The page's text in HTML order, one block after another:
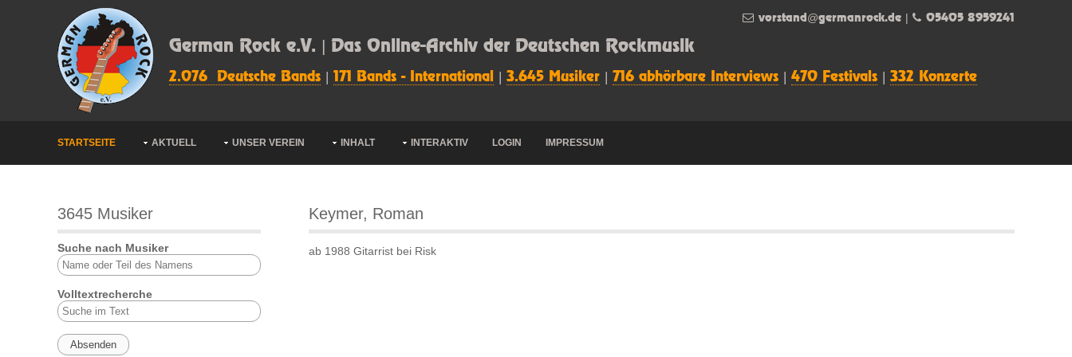
German Rock e.V. | Das Online-Archiv der Deutschen Rockmusik
2.076 Deutsche Bands 171 Bands - International 3.645 Musiker 716 abhörbare Interviews 470 Festivals 332 Konzerte
vorstand@germanrock.de 05405 8959241
STARTSEITE AKTUELL UNSER VEREIN INHALT INTERAKTIV LOGIN IMPRESSUM
3645 Musiker
Suche nach Musiker
Volltextrecherche
Keymer, Roman
ab 1988 Gitarrist bei Risk